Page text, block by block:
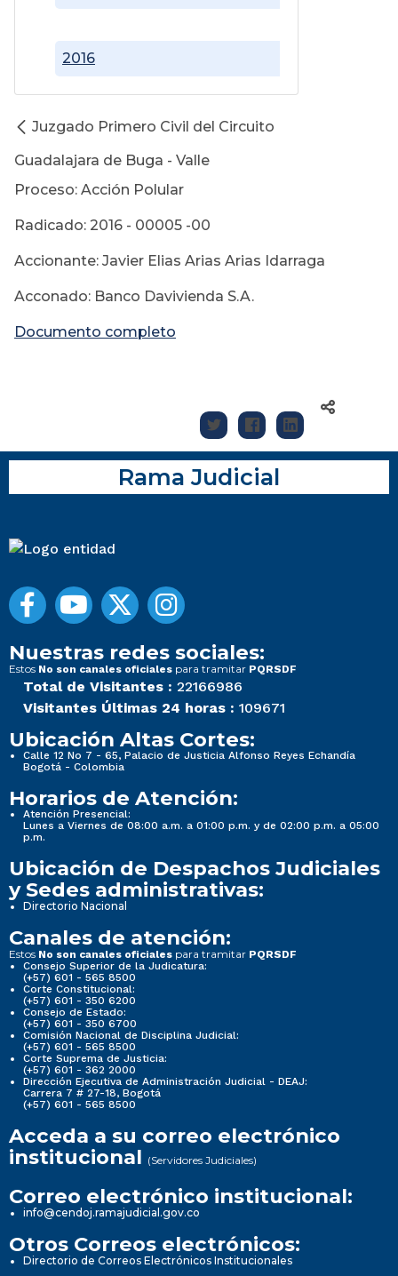
2016
Juzgado Primero Civil del Circuito
Guadalajara de Buga - Valle
Proceso: Acción Polular
Radicado: 2016 - 00005 -00
Accionante: Javier Elias Arias Arias Idarraga
Acconado: Banco Davivienda S.A.
Documento completo
Rama Judicial
Nuestras redes sociales:
Estos No son canales oficiales para tramitar PQRSDF
Total de Visitantes : 22166986
Visitantes Últimas 24 horas : 109671
Ubicación Altas Cortes:
Calle 12 No 7 - 65, Palacio de Justicia Alfonso Reyes Echandía
Bogotá - Colombia
Horarios de Atención:
Atención Presencial:
Lunes a Viernes de 08:00 a.m. a 01:00 p.m. y de 02:00 p.m. a 05:00
p.m.
Ubicación de Despachos Judiciales
y Sedes administrativas:
Directorio Nacional
Canales de atención:
Estos No son canales oficiales para tramitar PQRSDF
Consejo Superior de la Judicatura:
(+57) 601 - 565 8500
Corte Constitucional:
(+57) 601 - 350 6200
Consejo de Estado:
(+57) 601 - 350 6700
Comisión Nacional de Disciplina Judicial:
(+57) 601 - 565 8500
Corte Suprema de Justicia:
(+57) 601 - 362 2000
Dirección Ejecutiva de Administración Judicial - DEAJ:
Carrera 7 # 27-18, Bogotá
(+57) 601 - 565 8500
Acceda a su correo electrónico
institucional (Servidores Judiciales)
Correo electrónico institucional:
info@cendoj.ramajudicial.gov.co
Otros Correos electrónicos:
Directorio de Correos Electrónicos Institucionales